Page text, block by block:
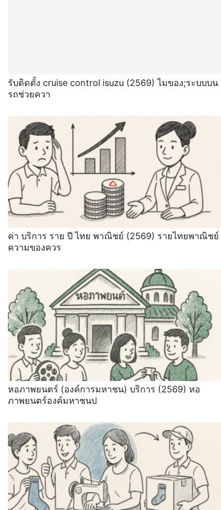
รับติดตั้ง cruise control isuzu (2569) ไมของ;ระบบบน
รถช่วยควา
ค่า บริการ ราย ปี ไทย พาณิชย์ (2569) รายไทยพาณิชย์
ความของควร
หอภาพยนตร์ (องค์การมหาชน) บริการ (2569) หอ
ภาพยนตร์องค์มหาชนป